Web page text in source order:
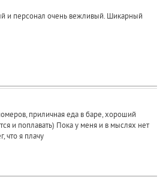
и персонал очень вежливый. Шикарный
приличная еда в баре, хороший
и поплавать) Пока у меня и в мыслях нет
что я плачу